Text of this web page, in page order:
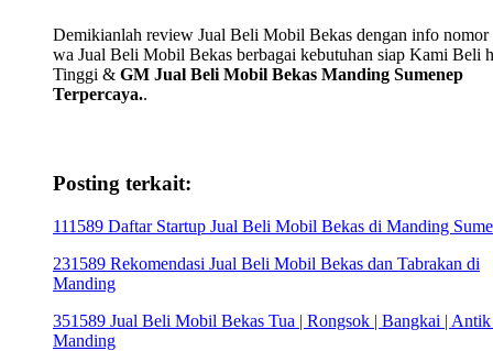
Demikianlah review Jual Beli Mobil Bekas dengan info nomor
wa Jual Beli Mobil Bekas berbagai kebutuhan siap Kami Beli
Tinggi & GM Jual Beli Mobil Bekas Manding Sumenep
Terpercaya..
Posting terkait:
111589 Daftar Startup Jual Beli Mobil Bekas di Manding
231589 Rekomendasi Jual Beli Mobil Bekas dan Tabrakan di
Manding
351589 Jual Beli Mobil Bekas Tua | Rongsok | Bangkai |
Manding